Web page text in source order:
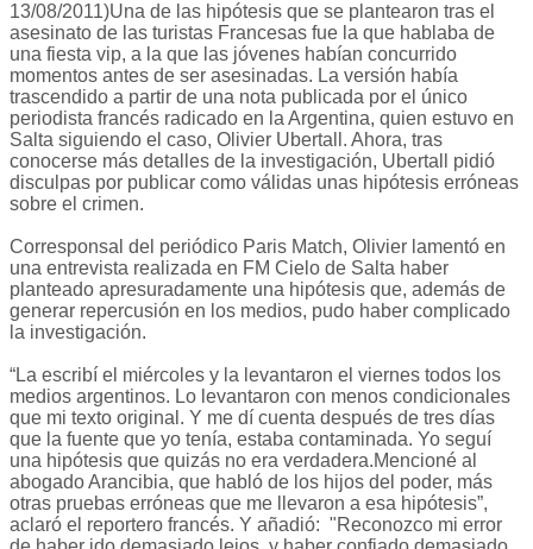
13/08/2011)Una de las hipótesis que se plantearon tras el
asesinato de las turistas Francesas fue la que hablaba de
una fiesta vip, a la que las jóvenes habían concurrido
momentos antes de ser asesinadas. La versión había
trascendido a partir de una nota publicada por el único
periodista francés radicado en la Argentina, quien estuvo en
Salta siguiendo el caso, Olivier Ubertall. Ahora, tras
conocerse más detalles de la investigación, Ubertall pidió
disculpas por publicar como válidas unas hipótesis erróneas
sobre el crimen.
Corresponsal del periódico Paris Match, Olivier lamentó en
una entrevista realizada en FM Cielo de Salta haber
planteado apresuradamente una hipótesis que, además de
generar repercusión en los medios, pudo haber complicado
la investigación.
“La escribí el miércoles y la levantaron el viernes todos los
medios argentinos. Lo levantaron con menos condicionales
que mi texto original. Y me dí cuenta después de tres días
que la fuente que yo tenía, estaba contaminada. Yo seguí
una hipótesis que quizás no era verdadera.Mencioné al
abogado Arancibia, que habló de los hijos del poder, más
otras pruebas erróneas que me llevaron a esa hipótesis”,
aclaró el reportero francés. Y añadió: "Reconozco mi error